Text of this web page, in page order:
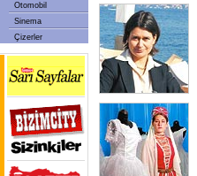
Otomobil
Sinema
Çizerler